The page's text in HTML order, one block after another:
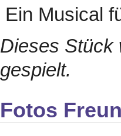
Ein Musical
Dieses Stück
gespielt.
Fotos